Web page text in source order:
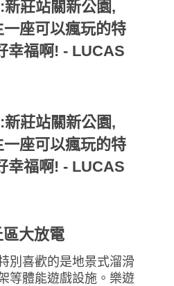
大放電
別喜歡的是地景式溜滑
等體能遊戲設施。樂遊